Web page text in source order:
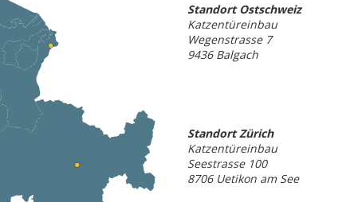
Standort Ostschweiz
Katzentüreinbau
Wegenstrasse 7
9436 Balgach
Standort Zürich
Katzentüreinbau
Seestrasse 100
8706 Uetikon am See